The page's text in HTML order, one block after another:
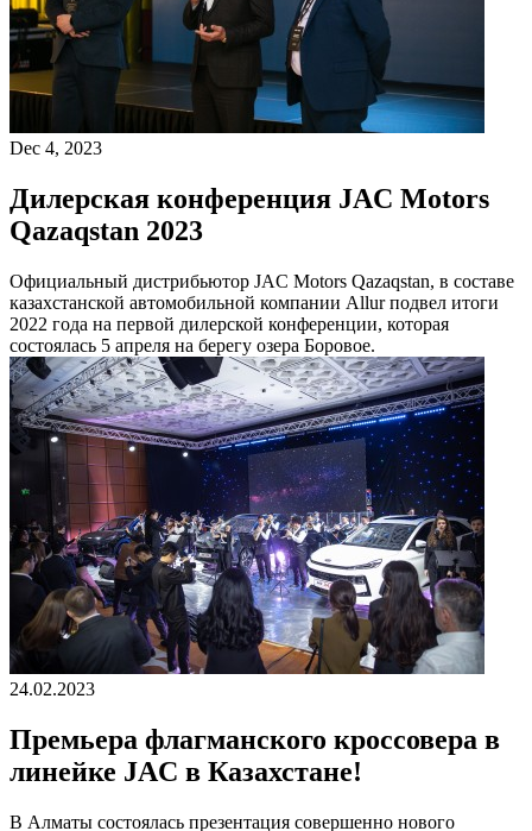
Dec 4, 2023
Дилерская конференция JAC Motors
Qazaqstan 2023
Официальный дистрибьютор JAC Motors Qazaqstan, в составе
казахстанской автомобильной компании Allur подвел итоги
2022 года на первой дилерской конференции, которая
состоялась 5 апреля на берегу озера Боровое.
24.02.2023
Премьера флагманского кроссовера в
линейке JAC в Казахстане!
В Алматы состоялась презентация совершенно нового